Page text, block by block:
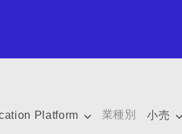
Platform 業種別 小売